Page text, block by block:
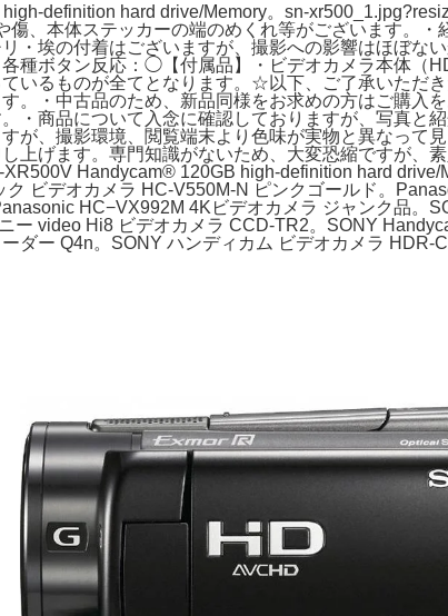
definition hard drive/Memory。sn-
、本体ステッカーの端のめくれ等がございます。・
・埃の付着はございますが、撮影への影響はほぼな
ボタン反応：◯【付属品】・ビデオカメラ本体（
いるものが全てとなります。☆以下、ご了承いただ
。・中古品のため、新品同様をお求めの方はご購入
・商品について入念に確認しておりますが、写真と
が、撮影環境、閲覧端末より色味が実物と異なって
上げます。専門知識がないため、大変恐縮ですが、
Handycam® 120GB high-definition hard
デオカメラ HC-V550M-N ピンクゴールド。
HC−VX992M 4Kビデオカメラ ジャンク品。
video Hi8 ビデオカメラ CCD-TR2。SONY
ダー Q4n。SONY ハンディカム ビデオカメラ